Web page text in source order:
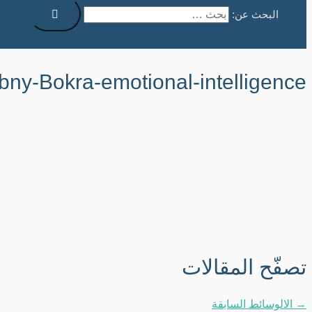
البحث عن:
Bokra-emotional-intelligence
تصفّح المقالات
→ الالوسائط السابقة